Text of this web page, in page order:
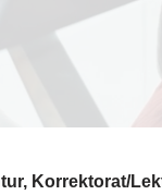
Korrektorat/